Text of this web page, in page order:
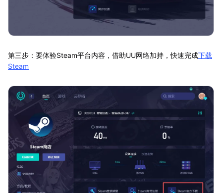
第三步：要体验Steam平台内容，借助UU网络加持，快速完成下载
Steam